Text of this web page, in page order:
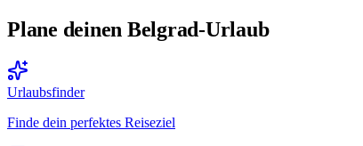
Plane deinen Belgrad-Urlaub
Urlaubsfinder
Finde dein perfektes Reiseziel